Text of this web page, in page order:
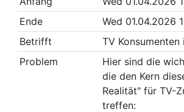
Ende
Wed 01.04.2026
Betrifft
TV
Problem
Hier sind die
die den Kern
Realität" für TV-
treffen: